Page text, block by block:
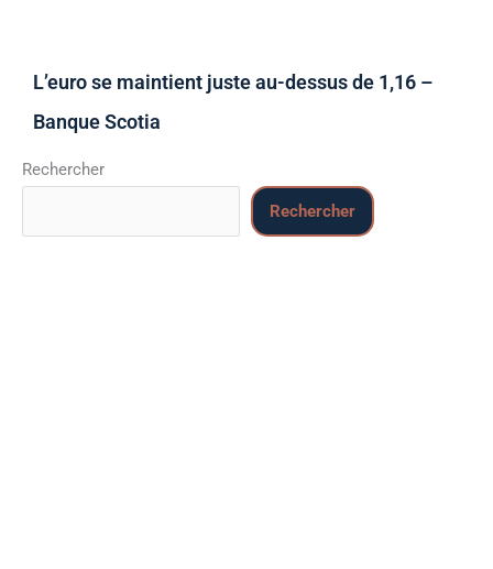
L’euro se maintient juste au-dessus de 1,16 –
Banque Scotia
Rechercher
Rechercher